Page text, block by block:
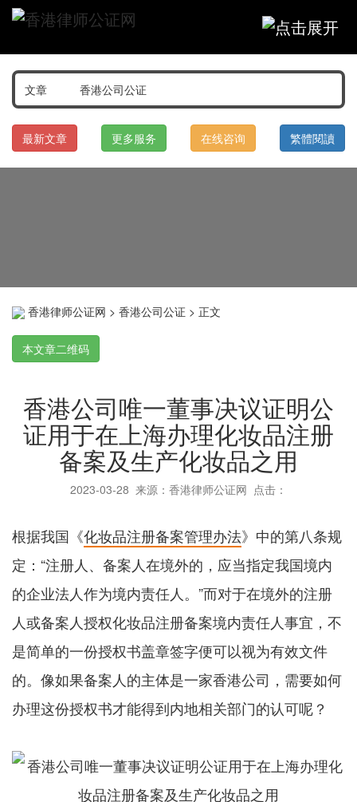
最新文章 更多服务 在线咨询 繁體閱讀
香港律师公证网 > 香港公司公证 > 正文
本文章二维码
香港公司唯一董事决议证明公
证用于在上海办理化妆品注册
备案及生产化妆品之用
2023-03-28 来源：香港律师公证网 点击：
根据我国《化妆品注册备案管理办法》中的第八条规
定：“注册人、备案人在境外的，应当指定我国境内
的企业法人作为境内责任人。”而对于在境外的注册
人或备案人授权化妆品注册备案境内责任人事宜，不
是简单的一份授权书盖章签字便可以视为有效文件
的。像如果备案人的主体是一家香港公司，需要如何
办理这份授权书才能得到内地相关部门的认可呢？